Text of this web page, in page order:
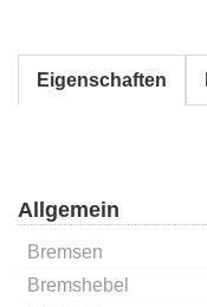
Eigenschaften
Allgemein
Bremsen
Bremshebel